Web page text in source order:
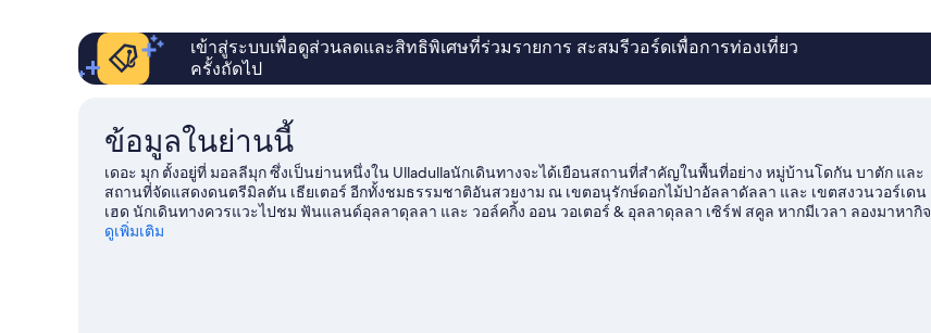
C
Cabin
เข้าสู่ระบบเพื่อดูส่วนลดและสิทธิพิเศษที่ร่วมรายการ สะสมรีวอร์ดเพื่อการท่องเที่ยว
ครั้งถัดไป
ข้อมูลในย่านนี้
เดอะ มุก ตั้งอยู่ที่ มอลลีมุก ซึ่งเป็นย่านหนึ่งใน Ulladullaนักเดินทางจะได้เยือนสถานที่สำคัญในพื้นที่อย่าง หมู่บ้านโดกัน บาตัก และ
สถานที่จัดแสดงดนตรีมิลตัน เธียเตอร์ อีกทั้งชมธรรมชาติอันสวยงาม ณ เขตอนุรักษ์ดอกไม้ป่าอัลลาดัลลา และ เขตสงวนวอร์เดน
เฮด นักเดินทางควรแวะไปชม ฟันแลนด์อุลลาดุลลา และ วอล์คกิ้ง ออน วอเตอร์ & อุลลาดุลลา เซิร์ฟ สคูล หากมีเวลา ลองมาหากิจ
กรรมสนุกๆ ที่ได้รับความนิยมของที่นี่ อย่างเช่น ทัวร์ไร่ไวน์
ดูเพิ่มเติม